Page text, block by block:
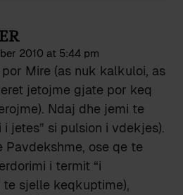
2010 at 5:44 pm
Mire (as nuk kalkuloi, as
jetojme gjate por keq
Ndaj dhe jemi te
jetes” si pulsion i vdekjes).
Pavdekshme, ose qe te
i termit “i
te sjelle keqkuptime),